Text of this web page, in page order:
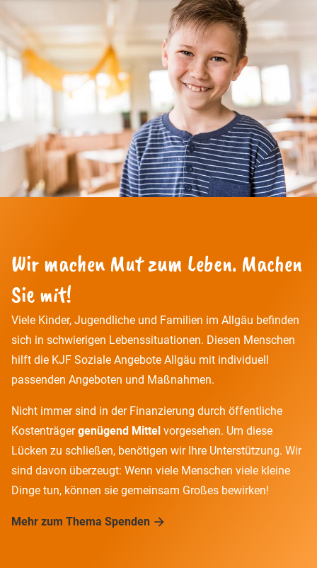
Wir machen Mut zum Leben. Machen
Sie mit!
Viele Kinder, Jugendliche und Familien im Allgäu befinden
sich in schwierigen Lebenssituationen. Diesen Menschen
hilft die KJF Soziale Angebote Allgäu mit individuell
passenden Angeboten und Maßnahmen.
Nicht immer sind in der Finanzierung durch öffentliche
Kostenträgergenügend Mittel vorgesehen. Um diese
Lücken zu schließen, benötigen wir Ihre Unterstützung. Wir
sind davon überzeugt: Wenn viele Menschen viele kleine
Dinge tun, können sie gemeinsam Großes bewirken!
Mehr zum Thema Spenden